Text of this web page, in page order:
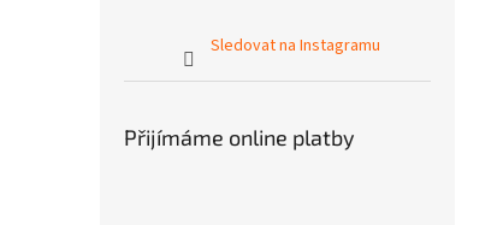
Sledovat na Instagramu
Přijímáme online platby